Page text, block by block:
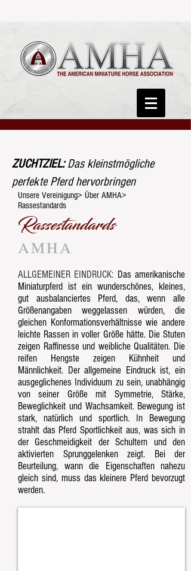
ZUCHTZIEL:Das kleinstmögliche
perfekte Pferd hervorbringen
Unsere Vereinigung> Über AMHA>
Rassestandards
Rassestandards
AMHA
ALLGEMEINER EINDRUCK: Das amerikanische
Miniaturpferd ist ein wunderschönes, kleines,
gut ausbalanciertes Pferd, das, wenn alle
Größenangaben weggelassen würden, die
gleichen Konformationsverhältnisse wie andere
leichte Rassen in voller Größe hätte. Die Stuten
zeigen Raffinesse und weibliche Qualitäten. Die
reifen Hengste zeigen Kühnheit und
Männlichkeit. Der allgemeine Eindruck ist, ein
ausgeglichenes Individuum zu sein, unabhängig
von seiner Größe mit Symmetrie, Stärke,
Beweglichkeit und Wachsamkeit. Bewegung ist
stark, natürlich und sportlich. In Bewegung
strahlt das Pferd Sportlichkeit aus, was sich in
der Geschmeidigkeit der Schultern und den
aktivierten Sprunggelenken zeigt. Bei der
Beurteilung, wann die Eigenschaften nahezu
gleich sind, muss das kleinere Pferd bevorzugt
werden.